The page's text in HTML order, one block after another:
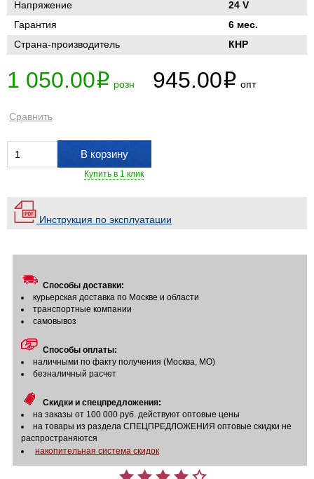
Напряжение
24 V
Гарантия
6 мес.
Страна-производитель
КНР
1 050.00i розн 945.00i опт
Сравнить
В корзину
Купить в 1 клик
Инструкция по эксплуатации
Способы доставки:
курьерская доставка по Москве и области
транспортные компании
самовывоз
Способы оплаты:
наличными по факту получения (Москва, МО)
безналичный расчет
Скидки и спецпредложения:
на заказы от 100 000 руб. действуют оптовые цены
на товары из раздела СПЕЦПРЕДЛОЖЕНИЯ оптовые скидки не
распространяются
накопительная система скидок